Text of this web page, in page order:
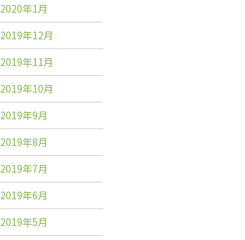
2020年1月
2019年12月
2019年11月
2019年10月
2019年9月
2019年8月
2019年7月
2019年6月
2019年5月